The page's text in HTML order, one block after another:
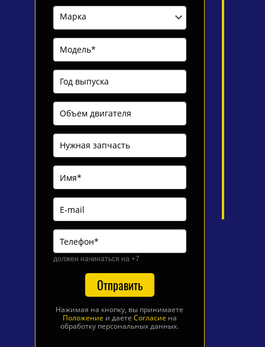
должен начинаться на +7
Отправить
Нажимая на кнопку, вы принимаете
Положение и даете Согласие на
обработку персональных данных.